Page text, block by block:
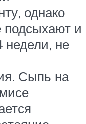
однако
подсыхают и
недели, не
Сыпь на